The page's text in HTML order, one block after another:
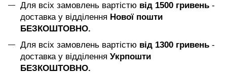
Для всіх замовлень вартістю від 1500 гривень -
доставка у відділення Нової пошти
БЕЗКОШТОВНО.
Для всіх замовлень вартістю від 1300 гривень -
доставка у відділення Укрпошти
БЕЗКОШТОВНО.